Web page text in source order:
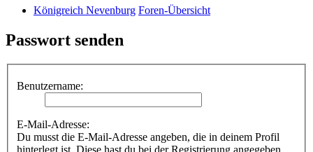
Königreich Nevenburg Foren-Übersicht
Passwort senden
Benutzername:
E-Mail-Adresse:
Du musst die E-Mail-Adresse angeben, die in deinem Profil